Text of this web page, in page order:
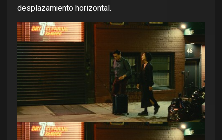
desplazamiento horizontal.